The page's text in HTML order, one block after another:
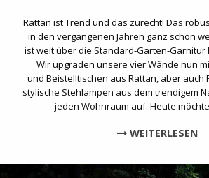
Rattan ist Trend und das zurecht! Das
in den vergangenen Jahren ganz schön
ist weit über die Standard-Garten-Garnitur
Wir upgraden unsere vier Wände nun
und Beistelltischen aus Rattan, aber auch
stylische Stehlampen aus dem trendigem
jeden Wohnraum auf. Heute
WEITERLESEN